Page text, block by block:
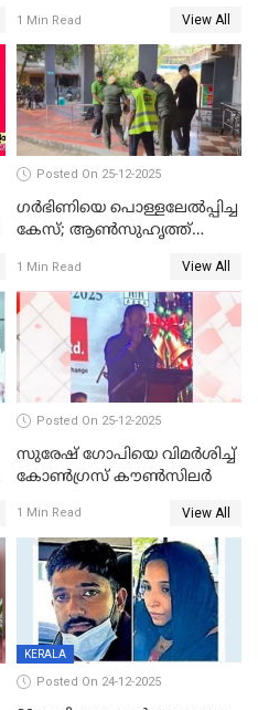
1 Min Read View All
Posted On 25-12-2025
ഗര്‍ഭിണിയെ പൊള്ളലേല്‍പ്പിച്ച
കേസ്; ആണ്‍സുഹൃത്ത്
1 Min Read View All
Posted On 25-12-2025
സുരേഷ് ഗോപിയെ വിമര്‍ശിച്ച്
കോണ്‍ഗ്രസ് കൗണ്‍സിലര്‍
1 Min Read View All
KERALA
Posted On 24-12-2025